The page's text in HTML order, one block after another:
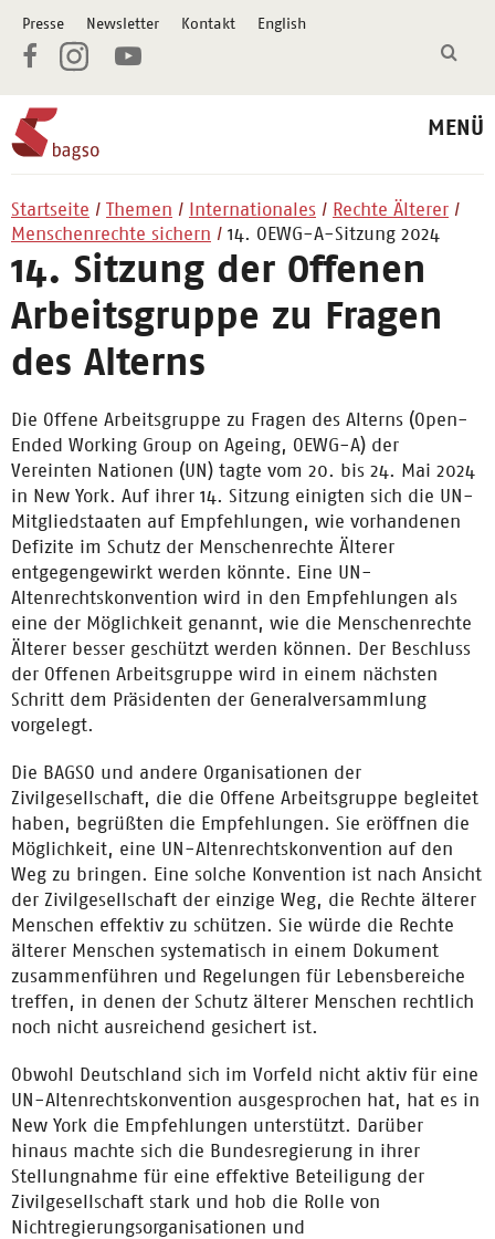
Presse Newsletter Kontakt English
MENÜ
Startseite Themen Internationales
Rechte Älterer
Menschenrechte sichern
14. OEWG-A-Sitzung 2024
14. Sitzung der Offenen
Arbeitsgruppe zu Fragen
des Alterns
Die Offene Arbeitsgruppe zu Fragen des Alterns (Open-
Ended Working Group on Ageing, OEWG-A) der
Vereinten Nationen (UN) tagte vom 20. bis 24. Mai 2024
in New York. Auf ihrer 14. Sitzung einigten sich die UN-
Mitgliedstaaten auf Empfehlungen, wie vorhandenen
Defizite im Schutz der Menschenrechte Älterer
entgegengewirkt werden könnte. Eine UN-
Altenrechtskonvention wird in den Empfehlungen als
eine der Möglichkeit genannt, wie die Menschenrechte
Älterer besser geschützt werden können. Der Beschluss
der Offenen Arbeitsgruppe wird in einem nächsten
Schritt dem Präsidenten der Generalversammlung
vorgelegt.
Die BAGSO und andere Organisationen der
Zivilgesellschaft, die die Offene Arbeitsgruppe begleitet
haben, begrüßten die Empfehlungen. Sie eröffnen die
Möglichkeit, eine UN-Altenrechtskonvention auf den
Weg zu bringen. Eine solche Konvention ist nach Ansicht
der Zivilgesellschaft der einzige Weg, die Rechte älterer
Menschen effektiv zu schützen. Sie würde die Rechte
älterer Menschen systematisch in einem Dokument
zusammenführen und Regelungen für Lebensbereiche
treffen, in denen der Schutz älterer Menschen rechtlich
noch nicht ausreichend gesichert ist.
Obwohl Deutschland sich im Vorfeld nicht aktiv für eine
UN-Altenrechtskonvention ausgesprochen hat, hat es in
New York die Empfehlungen unterstützt. Darüber
hinaus machte sich die Bundesregierung in ihrer
Stellungnahme für eine effektive Beteiligung der
Zivilgesellschaft stark und hob die Rolle von
Nichtregierungsorganisationen und